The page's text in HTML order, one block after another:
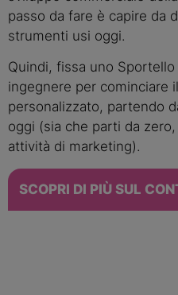
passo da fare è capire da
strumenti usi oggi.
Quindi, fissa uno
ingegnere per cominciare
personalizzato, partendo
oggi (sia che parti da
attività di marketing).
SCOPRI DI PIÙ SUL